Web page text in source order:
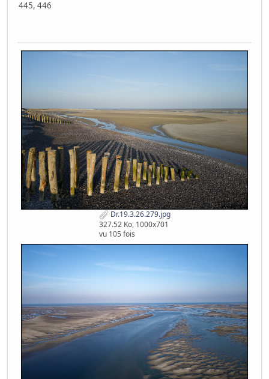
445, 446
Dr.19.3.26.279.jpg
327.52 Ko, 1000x701
vu 105 fois